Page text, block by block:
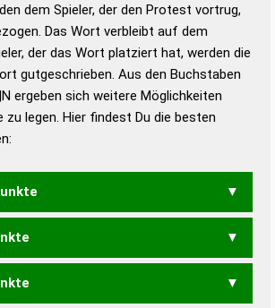
Duden – Standardwerk in 12 Bänden
Duden – Richtiges und gutes
Deutsch
Duden – Die deutsche Grammatik
Duden – Deutsches
dem Spieler, der den Protest vortrug,
Das Wort verbleibt auf dem
der das Wort platziert hat, werden die
gutgeschrieben. Aus den Buchstaben
ergeben sich weitere Möglichkeiten
zu legen. Hier findest Du die besten
BORDEN